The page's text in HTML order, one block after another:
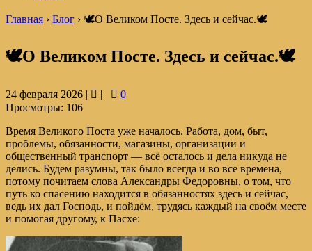
Главная › Блог › 🕊️О Великом Посте. Здесь и сейчас.🕊️
🕊️О Великом Посте. Здесь и сейчас.🕊️
24 февраля 2026 | |
0
Просмотры: 106
Время Великого Поста уже началось. Работа, дом, быт,
проблемы, обязанности, магазины, организации и
общественный транспорт — всё осталось и дела никуда не
делись. Будем разумны, так было всегда и во все времена,
потому почитаем слова Александры Федоровны, о том, что
путь ко спасению находится в обязанностях здесь и сейчас,
ведь их дал Господь, и пойдём, трудясь каждый на своём месте
и помогая другому, к Пасхе: